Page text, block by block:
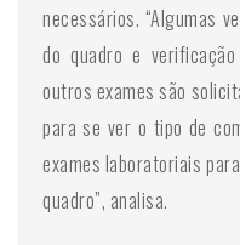
necessários. “Algumas
do quadro e
outros exames são
para se ver o tipo de
exames laboratoriais
quadro”, analisa.